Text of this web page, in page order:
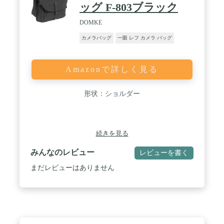
ッグ F-803ブラック
DOMKE
カメラバッグ 一眼 レフ カメラ バッグ
Amazonで詳しく見る
形状：ショルダー
続きを見る
みんなのレビュー レビューを書く
まだレビューはありません